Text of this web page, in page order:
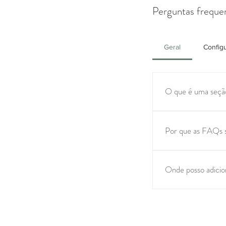
Perguntas
Geral
O que é uma
é o horário de
Por que as FAQs
experiência de
Onde posso